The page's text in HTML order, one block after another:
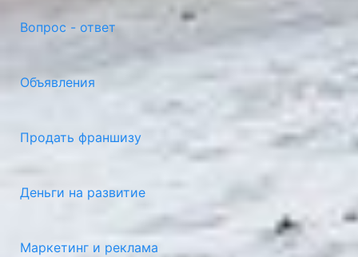
Вопрос - ответ
Объявления
Продать франшизу
Деньги на развитие
Маркетинг и реклама